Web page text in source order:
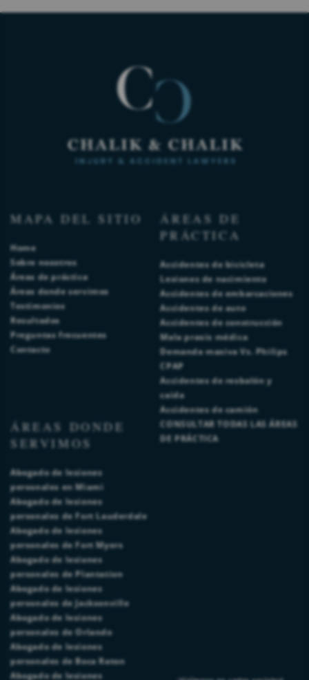
MAPA DEL SITIO
Home
Sobre nosotros
Áreas de práctica
Áreas donde servimos
Testimonios
Resultados
Preguntas frecuentes
Contacto
ÁREAS DE
PRÁCTICA
Accidentes de bicicleta
Lesiones de nacimiento
Accidentes de embarcaciones
Accidentes de auto
Accidentes de construcción
Mala praxis médica
Demanda masiva Vs. Philips
CPAP
Accidentes de resbalón y
caída
Accidentes de camión
CONSULTAR TODAS LAS ÁREAS
DE PRÁCTICA
ÁREAS DONDE
SERVIMOS
Abogado de lesiones
personales en Miami
Abogado de lesiones
personales de Fort Lauderdale
Abogado de lesiones
personales de Fort Myers
Abogado de lesiones
personales de Plantation
Abogado de lesiones
personales de Jacksonville
Abogado de lesiones
personales de Orlando
Abogado de lesiones
personales de Boca Raton
Abogado de lesiones